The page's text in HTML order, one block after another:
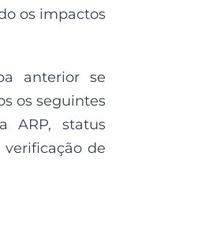
os impactos
anterior se
os seguintes
ARP, status
de